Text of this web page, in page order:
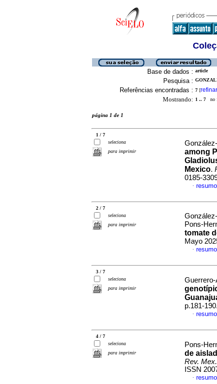
Base de dados : article
Pesquisa :
Referências encontradas : 7 [refinar
Mostrando: 1 .. 7 no
página 1 de 1
1 / 7
seleciona
para imprimir
among
Mexico.
0185-
·
2 / 7
seleciona
para imprimir
Pons-
tomate
Mayo
·
3 / 7
seleciona
para imprimir
p.181-
·
4 / 7
seleciona
para imprimir
Pons-
de
Rev.
ISSN
·